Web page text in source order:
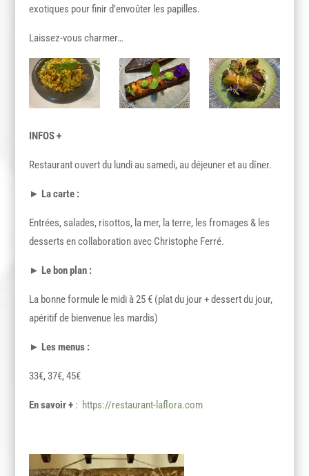
exotiques pour finir d’envoûter les papilles.
Laissez-vous charmer…
INFOS +
Restaurant ouvert du lundi au samedi, au déjeuner et au dîner.
► La carte :
Entrées, salades, risottos, la mer, la terre, les fromages & les
desserts en collaboration avec Christophe Ferré.
► Le bon plan :
La bonne formule le midi à 25 € (plat du jour + dessert du jour,
apéritif de bienvenue les mardis)
► Les menus :
33€, 37€, 45€
En savoir + : https://restaurant-laflora.com